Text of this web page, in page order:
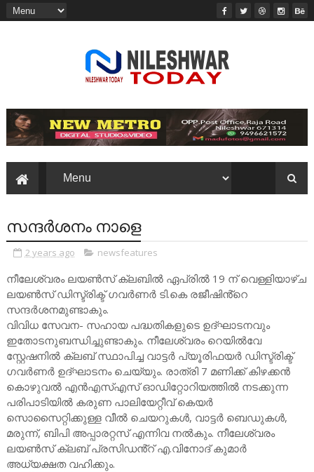
സന്ദർശനം നാളെ
2 years ago newsfeatures
നീലേശ്വരം ലയൺസ് ക്ലബിൽ ഏപ്രിൽ 19 ന് വെള്ളിയാഴ്ച
ലയൺസ് ഡിസ്ട്രിക്ട് ഗവർണർ ടി.കെ രജീഷിൻ്റെ
സന്ദർശനമുണ്ടാകും.
വിവിധ സേവന- സഹായ പദ്ധതികളുടെ ഉദ്ഘാടനവും
ഇതോടനുബന്ധിച്ചുണ്ടാകും. നീലേശ്വരം റെയിൽവേ
സ്റ്റേഷനിൽ ക്ലബ് സ്ഥാപിച്ച വാട്ടർ പ്യൂരിഫയർ ഡിസ്ട്രിക്ട്
ഗവർണർ ഉദ്ഘാടനം ചെയ്യും. രാത്രി 7 മണിക്ക് കിഴക്കൻ
കൊഴുവൽ എൻഎസ്എസ് ഓഡിറ്റോറിയത്തിൽ നടക്കുന്ന
പരിപാടിയിൽ കരുണ പാലിയേറ്റീവ് കെയർ
സൊസൈറ്റിക്കുള്ള വീൽ ചെയറുകൾ, വാട്ടർ ബെഡുകൾ,
മരുന്ന്, ബിപി അപ്പാരറ്റസ് എന്നിവ നൽകും. നീലേശ്വരം
ലയൺസ് ക്ലബ് പ്രസിഡൻ്റ് എ.വിനോദ് കുമാർ
അധ്യക്ഷത വഹിക്കും.